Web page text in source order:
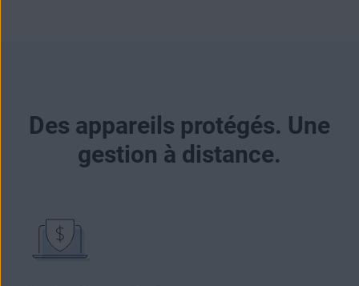
Des appareils protégés. Une
gestion à distance.